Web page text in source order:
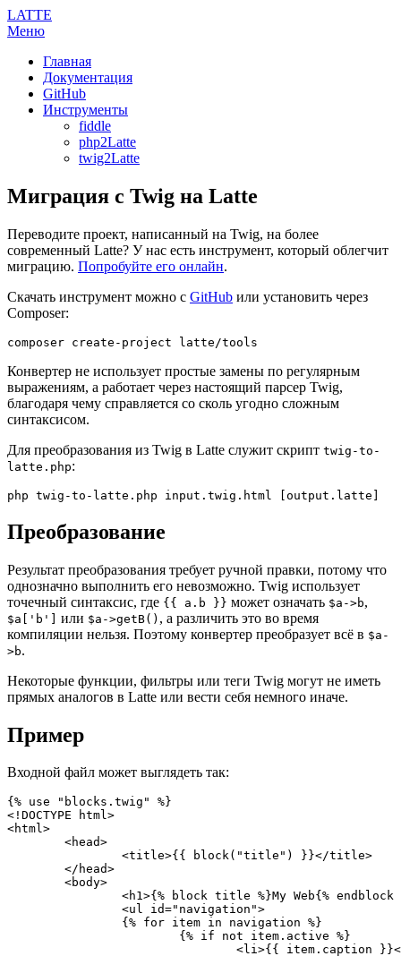
LATTE
Меню
Главная
Документация
GitHub
Инструменты
fiddle
php2Latte
twig2Latte
Миграция с Twig на Latte
Переводите проект, написанный на Twig, на более
современный Latte? У нас есть инструмент, который облегчит
миграцию. Попробуйте его онлайн.
Скачать инструмент можно с GitHub или установить через
Composer:
Конвертер не использует простые замены по регулярным
выражениям, а работает через настоящий парсер Twig,
благодаря чему справляется со сколь угодно сложным
синтаксисом.
Для преобразования из Twig в Latte служит скрипт twig-to-
latte.php:
Преобразование
Результат преобразования требует ручной правки, потому что
однозначно выполнить его невозможно. Twig использует
точечный синтаксис, где {{ a.b }} может означать $a->b,
$a['b'] или $a->getB() , а различить это во время
компиляции нельзя. Поэтому конвертер преобразует всё в $a-
>b.
Некоторые функции, фильтры или теги Twig могут не иметь
прямых аналогов в Latte или вести себя немного иначе.
Пример
Входной файл может выглядеть так:
{% use "blocks.twig" %}
<!DOCTYPE html>
<html>